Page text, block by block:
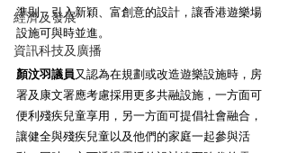
經濟及發展
資訊科技及廣播
準則，引入新穎、富創意的設計，讓香港遊樂場
設施可與時並進。
顏汶羽議員又認為在規劃或改造遊樂設施時，房
署及康文署應考慮採用更多共融設施，一方面可
便利殘疾兒童享用，另一方面可提倡社會融合，
讓健全與殘疾兒童以及他們的家庭一起參與活